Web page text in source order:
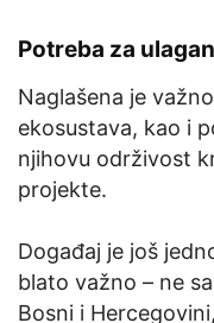
Potreba za
Naglašena je
ekosustava, kao i
njihovu održivost
projekte.
Događaj je još
blato važno – ne
Bosni i